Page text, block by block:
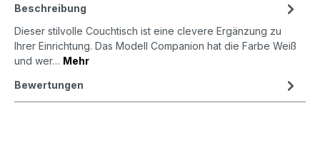
Beschreibung
Dieser stilvolle Couchtisch ist eine clevere Ergänzung zu
Ihrer Einrichtung. Das Modell Companion hat die Farbe Weiß
und wer… Mehr
Bewertungen